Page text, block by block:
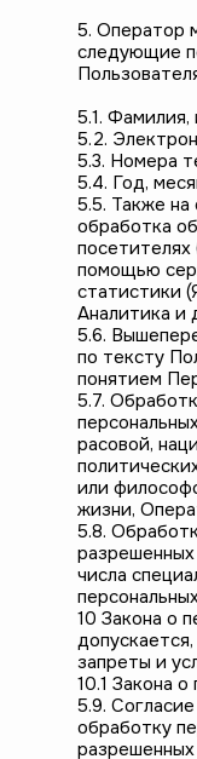
5. Оператор
следующие
5.1. Фамилия,
5.2.
5.3. Номера
5.4. Год,
5.5. Также
обработка
посетителях
помощью
статистики
Аналитика и
5.6.
по тексту
понятием
5.7.
расовой,
или
жизни,
5.8.
числа
10 Закона о
запреты и
10.1 Закона
5.9.
обработку